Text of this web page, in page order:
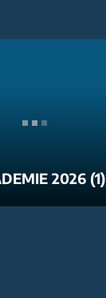
2026 (1)